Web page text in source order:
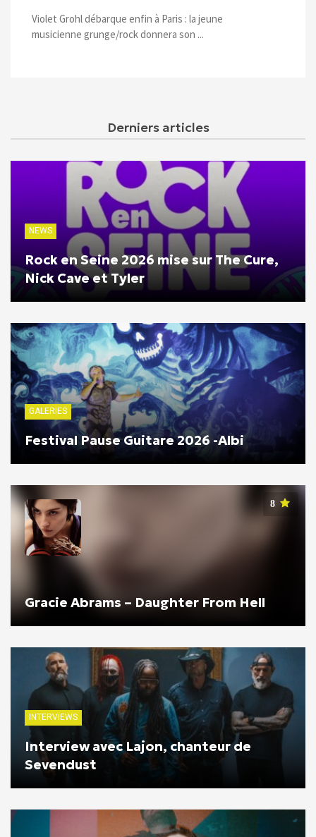
Violet Grohl débarque enfin à Paris : la jeune
musicienne grunge/rock donnera son ...
Derniers articles
NEWS
Rock en Seine 2026 mise sur The Cure,
Nick Cave et Tyler
GALERIES
Festival Pause Guitare 2026 -Albi
8
Gracie Abrams – Daughter From Hell
INTERVIEWS
Interview avec Lajon, chanteur de
Sevendust